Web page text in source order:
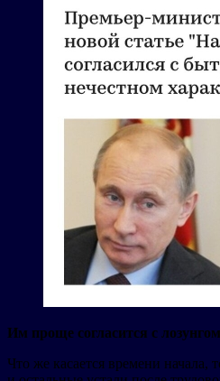
Им проще согласится с
Что же касается времени